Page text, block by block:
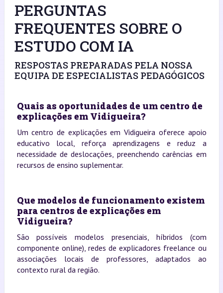
PERGUNTAS
FREQUENTES SOBRE O
ESTUDO COM IA
RESPOSTAS PREPARADAS PELA NOSSA
EQUIPA DE ESPECIALISTAS PEDAGÓGICOS
Quais as oportunidades de um centro de
explicações em Vidigueira?
Um centro de explicações em Vidigueira oferece apoio
educativo local, reforça aprendizagens e reduz a
necessidade de deslocações, preenchendo carências em
recursos de ensino suplementar.
Que modelos de funcionamento existem
para centros de explicações em
Vidigueira?
São possíveis modelos presenciais, híbridos (com
componente online), redes de explicadores freelance ou
associações locais de professores, adaptados ao
contexto rural da região.